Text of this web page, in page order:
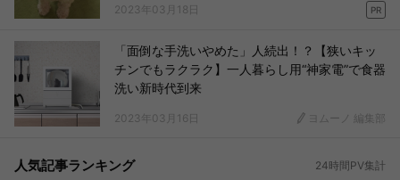
2023年03月18日 PR
「面倒な手洗いやめた」人続出！？【狭いキッ
チンでもラクラク】一人暮らし用“神家電”で食器
洗い新時代到来
2023年03月16日 ヨムーノ 編集部
人気記事ランキング 24時間PV集計